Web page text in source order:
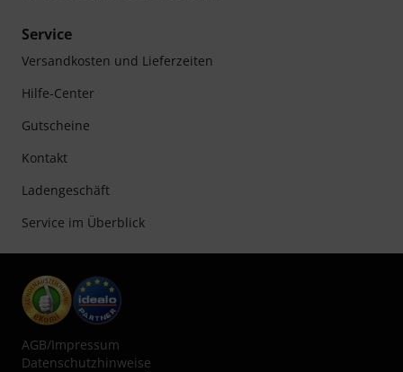
Service
Versandkosten und Lieferzeiten
Hilfe-Center
Gutscheine
Kontakt
Ladengeschäft
Service im Überblick
AGB/Impressum
Datenschutzhinweise